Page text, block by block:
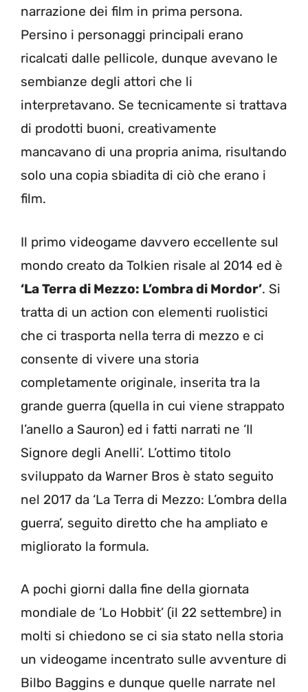
narrazione dei film in prima persona.
Persino i personaggi principali erano
ricalcati dalle pellicole, dunque avevano le
sembianze degli attori che li
interpretavano. Se tecnicamente si trattava
di prodotti buoni, creativamente
mancavano di una propria anima, risultando
solo una copia sbiadita di ciò che erano i
film.
Il primo videogame davvero eccellente sul
mondo creato da Tolkien risale al 2014 ed è
‘La Terra di Mezzo: L’ombra di Mordor’. Si
tratta di un action con elementi ruolistici
che ci trasporta nella terra di mezzo e ci
consente di vivere una storia
completamente originale, inserita tra la
grande guerra (quella in cui viene strappato
l’anello a Sauron) ed i fatti narrati ne ‘Il
Signore degli Anelli’. L’ottimo titolo
sviluppato da Warner Bros è stato seguito
nel 2017 da ‘La Terra di Mezzo: L’ombra della
guerra’, seguito diretto che ha ampliato e
migliorato la formula.
A pochi giorni dalla fine della giornata
mondiale de ‘Lo Hobbit’ (il 22 settembre) in
molti si chiedono se ci sia stato nella storia
un videogame incentrato sulle avventure di
Bilbo Baggins e dunque quelle narrate nel